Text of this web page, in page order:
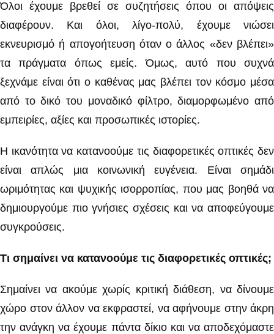
Όλοι έχουμε βρεθεί σε συζητήσεις όπου οι απόψεις
διαφέρουν. Και όλοι, λίγο-πολύ, έχουμε νιώσει
εκνευρισμό ή απογοήτευση όταν ο άλλος «δεν βλέπει»
τα πράγματα όπως εμείς. Όμως, αυτό που συχνά
ξεχνάμε είναι ότι ο καθένας μας βλέπει τον κόσμο μέσα
από το δικό του μοναδικό φίλτρο, διαμορφωμένο από
εμπειρίες, αξίες και προσωπικές ιστορίες.
Η ικανότητα να κατανοούμε τις διαφορετικές οπτικές δεν
είναι απλώς μια κοινωνική ευγένεια. Είναι σημάδι
ωριμότητας και ψυχικής ισορροπίας, που μας βοηθά να
δημιουργούμε πιο γνήσιες σχέσεις και να αποφεύγουμε
συγκρούσεις.
Τι σημαίνει να κατανοούμε τις διαφορετικές οπτικές;
Σημαίνει να ακούμε χωρίς κριτική διάθεση, να δίνουμε
χώρο στον άλλον να εκφραστεί, να αφήνουμε στην άκρη
την ανάγκη να έχουμε πάντα δίκιο και να αποδεχόμαστε